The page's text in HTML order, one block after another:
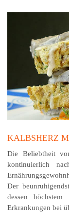
KALBSHERZ
Die Beliebtheit
kontinuierlich
Der
dessen
Erkrankungen bei